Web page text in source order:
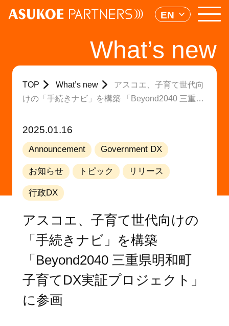
EN
What’s new
TOP What’s new
アスコエ、子育て世代向
けの「手続きナビ」を構築 「Beyond2040 三重県
2025.01.16
Announcement Government DX
お知らせ トピック リリース
行政DX
アスコエ、子育て世代向けの
「手続きナビ」を構築
「Beyond2040 三重県明和町
子育てDX実証プロジェクト」
に参画